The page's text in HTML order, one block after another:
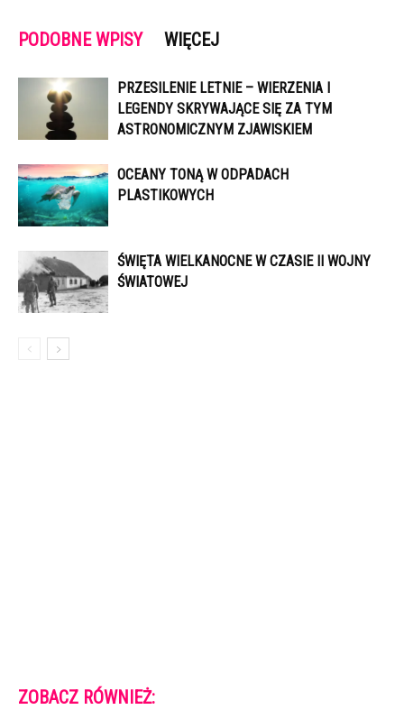
PODOBNE WPISY WIĘCEJ
PRZESILENIE LETNIE – WIERZENIA I
LEGENDY SKRYWAJĄCE SIĘ ZA TYM
ASTRONOMICZNYM ZJAWISKIEM
OCEANY TONĄ W ODPADACH
PLASTIKOWYCH
ŚWIĘTA WIELKANOCNE W CZASIE II WOJNY
ŚWIATOWEJ
ZOBACZ RÓWNIEŻ: